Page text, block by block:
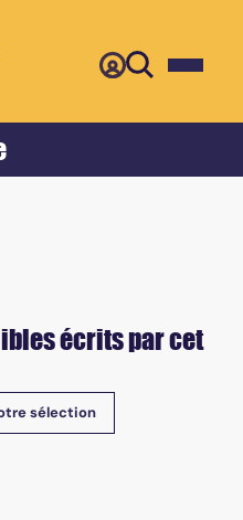
écrits par cet
sélection